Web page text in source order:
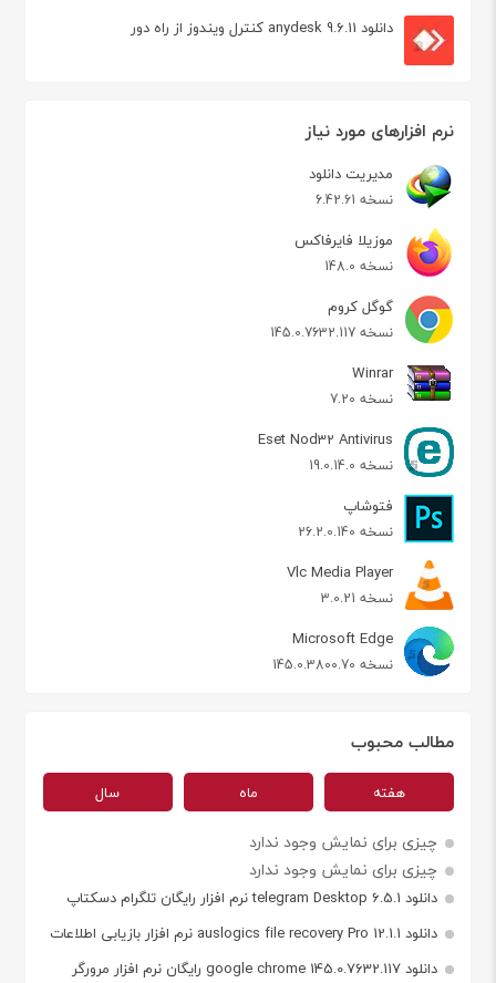
دانلود anydesk 9.6.11 کنترل ویندوز از راه دور
نرم افزارهای مورد نیاز
مدیریت دانلود
نسخه 6.42.61
موزیلا فایرفاکس
نسخه 148.0
گوگل کروم
نسخه 145.0.7632.117
Winrar
نسخه 7.20
Eset Nod32 Antivirus
نسخه 19.0.14.0
فتوشاپ
نسخه 26.2.0.140
Vlc Media Player
نسخه 3.0.21
Microsoft Edge
نسخه 145.0.3800.70
مطالب محبوب
هفته ماه سال
چیزی برای نمایش وجود ندارد
چیزی برای نمایش وجود ندارد
دانلود telegram Desktop 6.5.1 نرم افزار رایگان تلگرام دسکتاپ
دانلود auslogics file recovery Pro 12.1.1 نرم افزار بازیابی اطلاعات
دانلود google chrome 145.0.7632.117 رایگان نرم افزار مرورگر